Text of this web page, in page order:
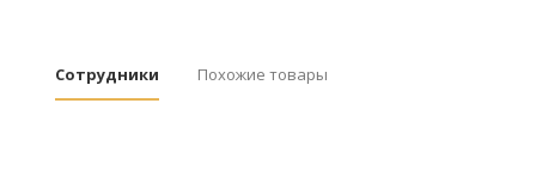
Сотрудники Похожие товары